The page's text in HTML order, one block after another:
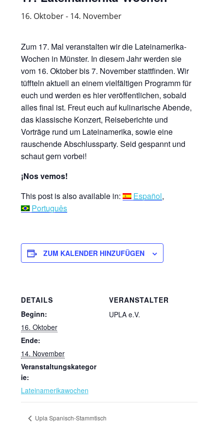
16. Oktober- 14. November
Zum 17. Mal veranstalten wir die Lateinamerika-
Wochen in Münster. In diesem Jahr werden sie
vom 16. Oktober bis 7. November stattfinden. Wir
tüffteln aktuell an einem vielfältigen Programm für
euch und werden es hier veröffentlichen, sobald
alles final ist. Freut euch auf kulinarische Abende,
das klassische Konzert, Reiseberichte und
Vorträge rund um Lateinamerika, sowie eine
rauschende Abschlussparty. Seid gespannt und
schaut gern vorbei!
¡Nos vemos!
This post is also available in:
Español
Português
ZUM KALENDER HINZUFÜGEN
DETAILS
Beginn:
16. Oktober
Ende:
14. November
Veranstaltungskategor
ie:
Lateinamerikawochen
VERANSTALTER
UPLA e.V.
Upla Spanisch-Stammtisch